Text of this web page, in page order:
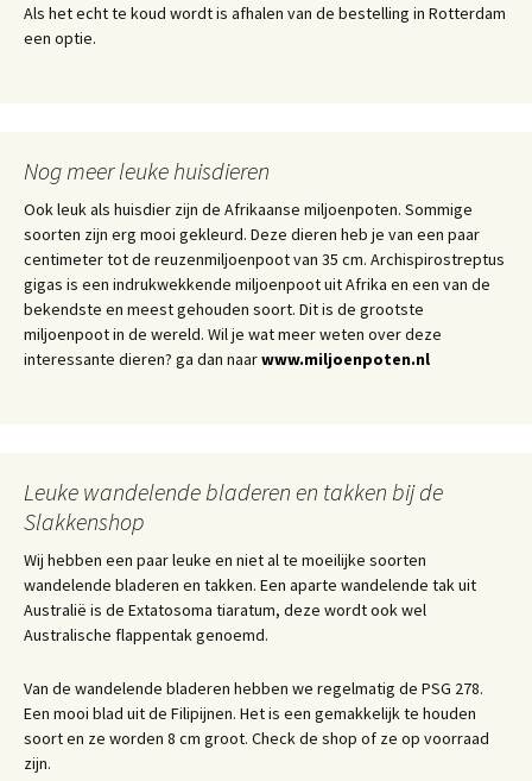
Als het echt te koud wordt is afhalen van de bestelling in Rotterdam
een optie.
Nog meer leuke huisdieren
Ook leuk als huisdier zijn de Afrikaanse miljoenpoten. Sommige
soorten zijn erg mooi gekleurd. Deze dieren heb je van een paar
centimeter tot de reuzenmiljoenpoot van 35 cm. Archispirostreptus
gigas is een indrukwekkende miljoenpoot uit Afrika en een van de
bekendste en meest gehouden soort. Dit is de grootste
miljoenpoot in de wereld. Wil je wat meer weten over deze
interessante dieren? ga dan naarwww.miljoenpoten.nl
Leuke wandelende bladeren en takken bij de
Slakkenshop
Wij hebben een paar leuke en niet al te moeilijke soorten
wandelende bladeren en takken. Een aparte wandelende tak uit
Australië is de Extatosoma tiaratum, deze wordt ook wel
Australische flappentak genoemd.
Van de wandelende bladeren hebben we regelmatig de PSG 278.
Een mooi blad uit de Filipijnen. Het is een gemakkelijk te houden
soort en ze worden 8 cm groot. Check de shop of ze op voorraad
zijn.